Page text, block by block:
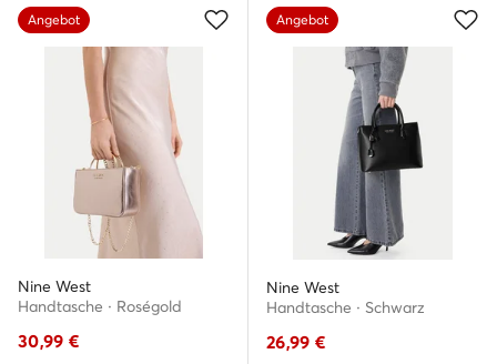
Angebot
Nine West
Handtasche · Roségold
30,99 €
Angebot
Nine West
Handtasche · Schwarz
26,99 €